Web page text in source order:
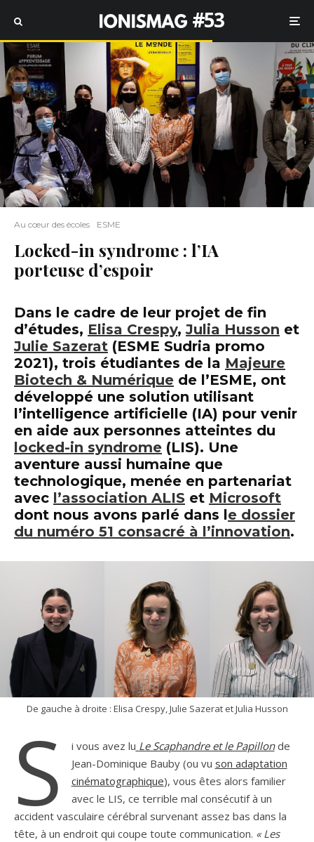
#53
Au cœur des écoles ESME
Locked-in syndrome : l’IA
porteuse d’espoir
Dans le cadre de leur projet de fin
d’études, Elisa Crespy,Julia Husson et
Julie Sazerat (ESME Sudria promo
2021), trois étudiantes de la Majeure
Biotech & Numérique de l’ESME, ont
développé une solution utilisant
l’intelligence artificielle (IA) pour venir
en aide aux personnes atteintes du
locked-in syndrome (LIS). Une
aventure aussi humaine que
technologique, menée en partenariat
avec l’association ALIS et Microsoft
dont nous avons parlé dans le dossier
du numéro 51 consacré à l’innovation.
De gauche à droite : Elisa Crespy, Julie Sazerat et Julia Husson
S i vous avez lu Le Scaphandre et le Papillonde
Jean-Dominique Bauby (ou vu son adaptation
cinématographique), vous êtes alors familier
avec le LIS, ce terrible mal consécutif à un
accident vasculaire cérébral survenant assez bas dans la
tête, à un endroit qui coupe toute communication. « Les